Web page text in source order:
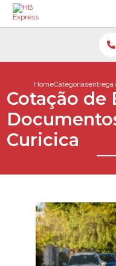
HomeCategoriasentrega
Cotação de
Curicica